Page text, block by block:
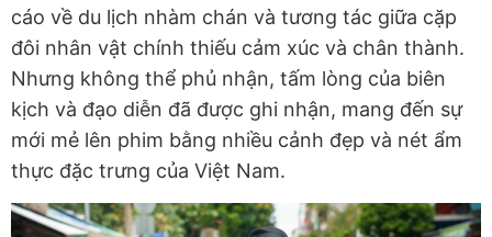
cáo về du lịch nhàm chán và tương tác giữa cặp
đôi nhân vật chính thiếu cảm xúc và chân thành.
Nhưng không thể phủ nhận, tấm lòng của biên
kịch và đạo diễn đã được ghi nhận, mang đến sự
mới mẻ lên phim bằng nhiều cảnh đẹp và nét ẩm
thực đặc trưng của Việt Nam.